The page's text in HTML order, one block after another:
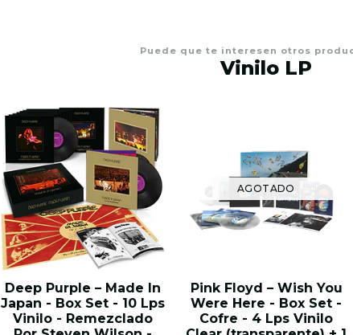
Puede que te interesen otros
Vinilo LP
Deep Purple – Made In
Japan - Box Set - 10 Lps
Vinilo - Remezclado
AGOTADO
Pink Floyd – Wish You
Were Here - Box Set -
Cofre - 4 Lps Vinilo